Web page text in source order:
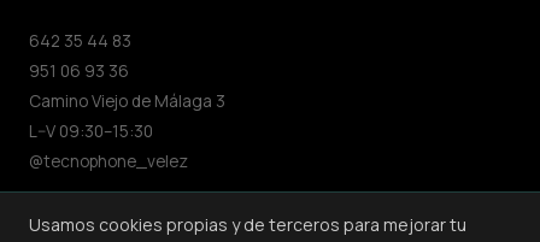
642 35 44 83
951 06 93 36
Camino Viejo de Málaga 3
L–V 09:30–15:30
@tecnophone_velez
Usamos cookies propias y de terceros para mejorar tu